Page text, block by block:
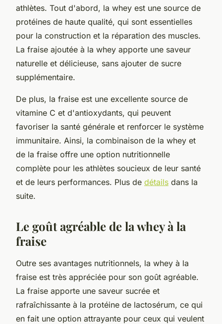
athlètes. Tout d'abord, la whey est une source de
protéines de haute qualité, qui sont essentielles
pour la construction et la réparation des muscles.
La fraise ajoutée à la whey apporte une saveur
naturelle et délicieuse, sans ajouter de sucre
supplémentaire.
De plus, la fraise est une excellente source de
vitamine C et d'antioxydants, qui peuvent
favoriser la santé générale et renforcer le système
immunitaire. Ainsi, la combinaison de la whey et
de la fraise offre une option nutritionnelle
complète pour les athlètes soucieux de leur santé
et de leurs performances. Plus de détails dans la
suite.
Le goût agréable de la whey à la
fraise
Outre ses avantages nutritionnels, la whey à la
fraise est très appréciée pour son goût agréable.
La fraise apporte une saveur sucrée et
rafraîchissante à la protéine de lactosérum, ce qui
en fait une option attrayante pour ceux qui veulent